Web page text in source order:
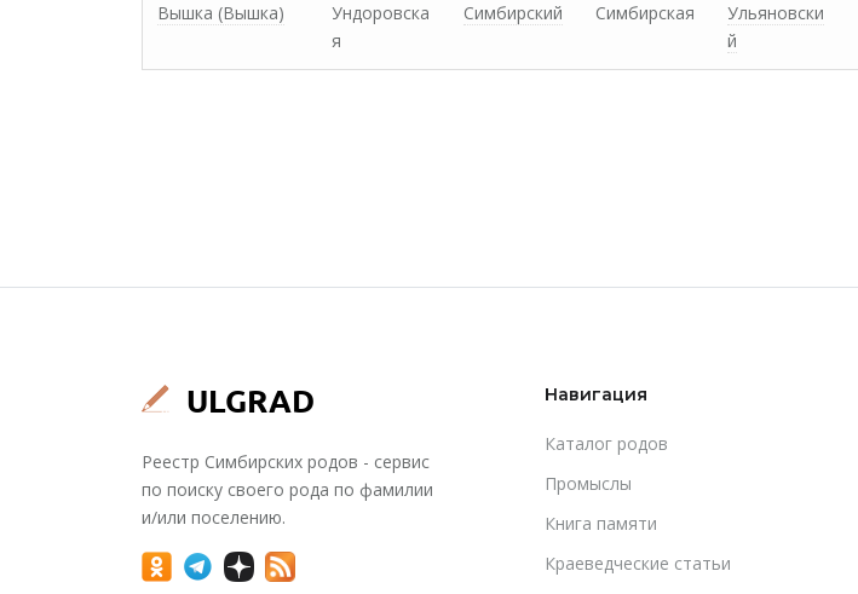
Вышка (Вышка)
Ундоровска
я
Симбирский Симбирская
Ульяновски
й
Реестр Симбирских родов - сервис
по поиску своего рода по фамилии
и/или поселению.
Навигация
Каталог родов
Промыслы
Книга памяти
Краеведческие статьи